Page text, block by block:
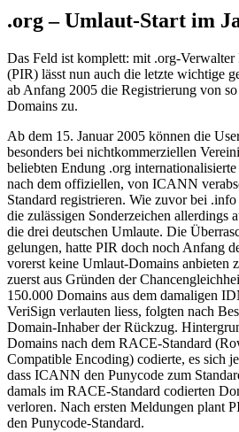
.org – Umlaut-Start im
Das Feld ist komplett: mit .org-
(PIR) lässt nun auch die letzte wichtige
ab Anfang 2005 die Registrierung von
Domains zu.
Ab dem 15. Januar 2005 können die
besonders bei nichtkommerziellen
beliebten Endung .org
nach dem offiziellen, von ICANN
Standard registrieren. Wie zuvor bei
die zulässigen Sonderzeichen allerdings
die drei deutschen Umlaute. Die
gelungen, hatte PIR doch noch Anfang
vorerst keine Umlaut-Domains anbieten
zuerst aus Gründen der
150.000 Domains aus dem damaligen
VeriSign verlauten liess, folgten nach
Domain-Inhaber der Rückzug.
Domains nach dem RACE-Standard
Compatible Encoding) codierte, es sich
dass ICANN den Punycode zum
damals im RACE-Standard codierten
verloren. Nach ersten Meldungen plant
den Punycode-Standard.